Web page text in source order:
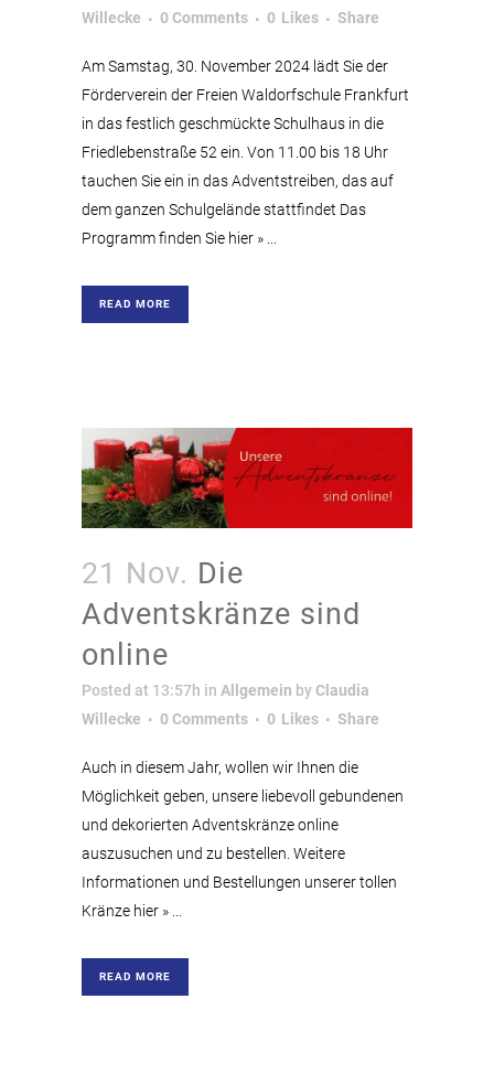
Willecke
0 Comments 0 Likes Share
Am Samstag, 30. November 2024 lädt Sie der
Förderverein der Freien Waldorfschule Frankfurt
in das festlich geschmückte Schulhaus in die
Friedlebenstraße 52 ein. Von 11.00 bis 18 Uhr
tauchen Sie ein in das Adventstreiben, das auf
dem ganzen Schulgelände stattfindet Das
Programm finden Sie hier » ...
READ MORE
21 Nov. Die
Adventskränze sind
online
Posted at 13:57h in Allgemein byClaudia
Willecke
0 Comments 0 Likes Share
Auch in diesem Jahr, wollen wir Ihnen die
Möglichkeit geben, unsere liebevoll gebundenen
und dekorierten Adventskränze online
auszusuchen und zu bestellen. Weitere
Informationen und Bestellungen unserer tollen
Kränze hier » ...
READ MORE